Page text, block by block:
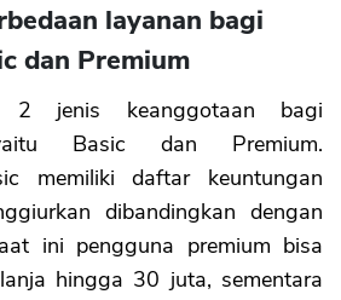
layanan bagi
dan Premium
2 jenis keanggotaan bagi
Basic dan Premium.
memiliki daftar keuntungan
dibandingkan dengan
ini pengguna premium bisa
hingga 30 juta, sementara